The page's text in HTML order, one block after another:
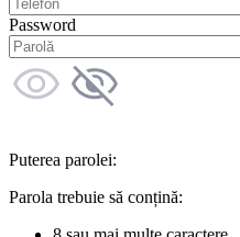
Password
Puterea parolei:
Parola trebuie să conțină: